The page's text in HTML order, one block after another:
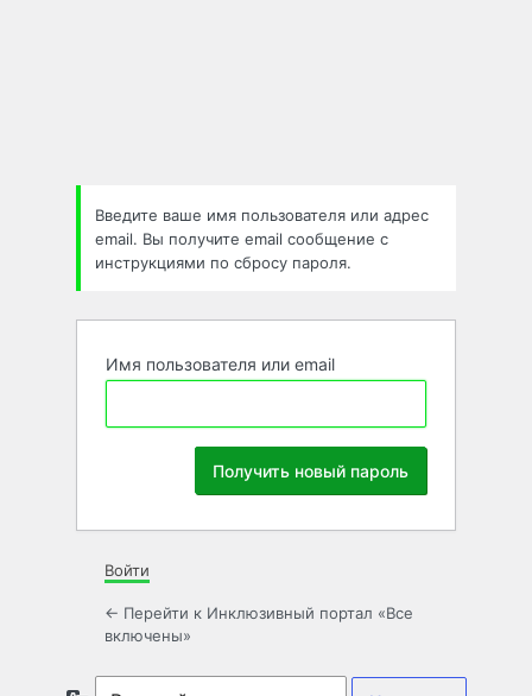
Введите ваше имя пользователя или адрес
email. Вы получите email сообщение с
инструкциями по сбросу пароля.
Имя пользователя или email
Войти
← Перейти к Инклюзивный портал «Все
включены»